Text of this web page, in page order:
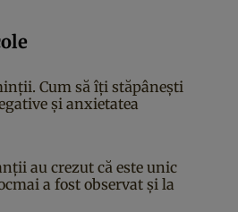
Cum să îți stăpânești
și anxietatea
au crezut că este unic
a fost observat și la